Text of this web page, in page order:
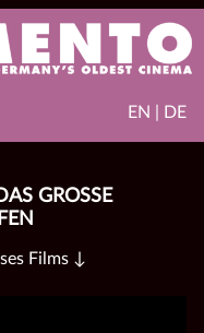
EN | DE
GROSSE H
Films ↓